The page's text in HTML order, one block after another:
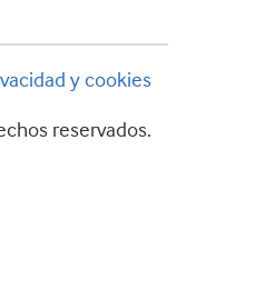
y cookies
reservados.